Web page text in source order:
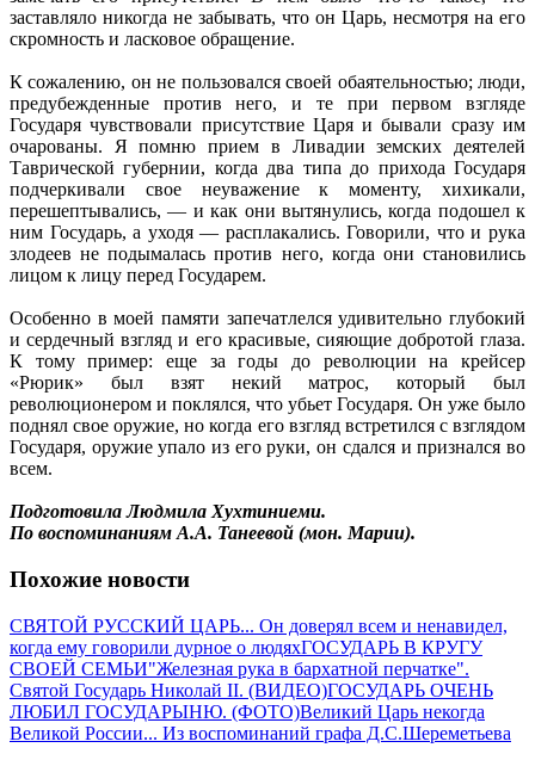
заставляло никогда не забывать, что он Царь, несмотря на его
скромность и ласковое обращение.
К сожалению, он не пользовался своей обаятельностью; люди,
предубежденные против него, и те при первом взгляде
Государя чувствовали присутствие Царя и бывали сразу им
очарованы. Я помню прием в Ливадии земских деятелей
Таврической губернии, когда два типа до прихода Государя
подчеркивали свое неуважение к моменту, хихикали,
перешептывались, — и как они вытянулись, когда подошел к
ним Государь, а уходя — расплакались. Говорили, что и рука
злодеев не подымалась против него, когда они становились
лицом к лицу перед Государем.
Особенно в моей памяти запечатлелся удивительно глубокий
и сердечный взгляд и его красивые, сияющие добротой глаза.
К тому пример: еще за годы до революции на крейсер
«Рюрик» был взят некий матрос, который был
революционером и поклялся, что убьет Государя. Он уже было
поднял свое оружие, но когда его взгляд встретился с взглядом
Государя, оружие упало из его руки, он сдался и признался во
всем.
Подготовила Людмила Хухтиниеми.
По воспоминаниям А.А. Танеевой (мон. Марии).
Похожие новости
СВЯТОЙ РУССКИЙ ЦАРЬ... Он доверял всем и ненавидел,
когда ему говорили дурное о людяхГОСУДАРЬ В КРУГУ
СВОЕЙ СЕМЬИ"Железная рука в бархатной перчатке".
Святой Государь Николай II. (ВИДЕО)ГОСУДАРЬ ОЧЕНЬ
ЛЮБИЛ ГОСУДАРЫНЮ. (ФОТО)Великий Царь некогда
Великой России... Из воспоминаний графа Д.С.Шереметьева